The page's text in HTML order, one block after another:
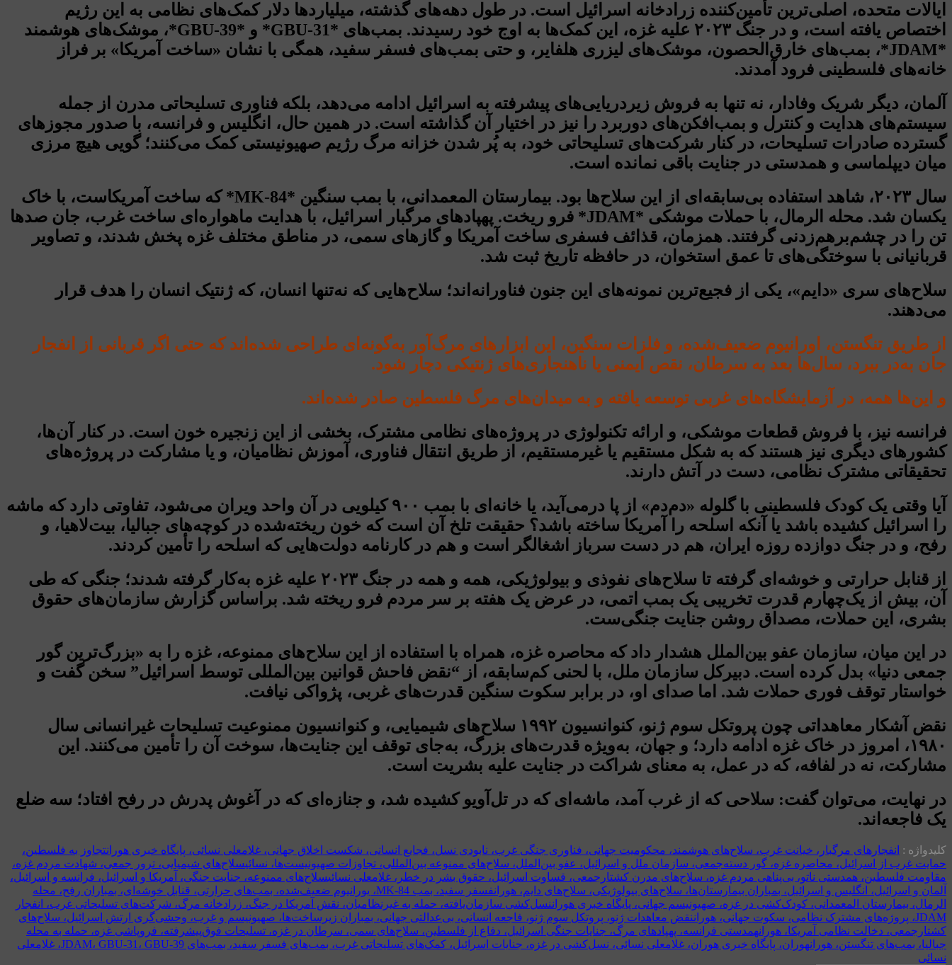
ایالات متحده، اصلی‌ترین تأمین‌کننده زرادخانه اسرائیل است. در طول دهه‌های گذشته، میلیاردها دلار کمک‌های نظامی به این رژیم
اختصاص یافته است، و در جنگ ۲۰۲۳ علیه غزه، این کمک‌ها به اوج خود رسیدند. بمب‌های *GBU-31* و *GBU-39*، موشک‌های هوشمند
*JDAM*، بمب‌های خارق‌الحصون، موشک‌های لیزری هلفایر، و حتی بمب‌های فسفر سفید، همگی با نشان «ساخت آمریکا» بر فراز
خانه‌های فلسطینی فرود آمدند.
آلمان، دیگر شریک وفادار، نه تنها به فروش زیردریایی‌های پیشرفته به اسرائیل ادامه می‌دهد، بلکه فناوری تسلیحاتی مدرن از جمله
سیستم‌های هدایت و کنترل و بمب‌افکن‌های دوربرد را نیز در اختیار آن گذاشته است. در همین حال، انگلیس و فرانسه، با صدور مجوزهای
گسترده صادرات تسلیحات، در کنار شرکت‌های تسلیحاتی خود، به پُر شدن خزانه مرگ رژیم صهیونیستی کمک می‌کنند؛ گویی هیچ مرزی
میان دیپلماسی و همدستی در جنایت باقی نمانده است.
سال ۲۰۲۳، شاهد استفاده بی‌سابقه‌ای از این سلاح‌ها بود. بیمارستان المعمدانی، با بمب سنگین *MK-84* که ساخت آمریکاست، با خاک
یکسان شد. محله الرمال، با حملات موشکی *JDAM* فرو ریخت. پهپادهای مرگبار اسرائیل، با هدایت ماهواره‌ای ساخت غرب، جان صدها
تن را در چشم‌برهم‌زدنی گرفتند. همزمان، قذائف فسفری ساخت آمریکا و گازهای سمی، در مناطق مختلف غزه پخش شدند، و تصاویر
قربانیانی با سوختگی‌های تا عمق استخوان، در حافظه تاریخ ثبت شد.
سلاح‌های سری «دایم»، یکی از فجیع‌ترین نمونه‌های این جنون فناورانه‌اند؛ سلاح‌هایی که نه‌تنها انسان، که ژنتیک انسان را هدف قرار
می‌دهند.
از طریق تنگستن، اورانیوم ضعیف‌شده، و فلزات سنگین، این ابزارهای مرگ‌آور به‌گونه‌ای طراحی شده‌اند که حتی اگر قربانی از انفجار
جان به‌در ببرد، سال‌ها بعد به سرطان، نقص ایمنی یا ناهنجاری‌های ژنتیکی دچار شود.
و این‌ها همه، در آزمایشگاه‌های غربی توسعه یافته و به میدان‌های مرگ فلسطین صادر شده‌اند.
فرانسه نیز، با فروش قطعات موشکی، و ارائه تکنولوژی در پروژه‌های نظامی مشترک، بخشی از این زنجیره خون است. در کنار آن‌ها،
کشورهای دیگری نیز هستند که به شکل مستقیم یا غیرمستقیم، از طریق انتقال فناوری، آموزش نظامیان، و یا مشارکت در پروژه‌های
تحقیقاتی مشترک نظامی، دست در آتش دارند.
آیا وقتی یک کودک فلسطینی با گلوله «دم‌دم» از پا درمی‌آید، یا خانه‌ای با بمب ۹۰۰ کیلویی در آن واحد ویران می‌شود، تفاوتی دارد که ماشه
را اسرائیل کشیده باشد یا آنکه اسلحه را آمریکا ساخته باشد؟ حقیقت تلخ آن است که خون ریخته‌شده در کوچه‌های جبالیا، بیت‌لاهیا، و
رفح، و در جنگ دوازده روزه ایران، هم در دست سرباز اشغالگر است و هم در کارنامه دولت‌هایی که اسلحه را تأمین کردند.
از قنابل حرارتی و خوشه‌ای گرفته تا سلاح‌های نفوذی و بیولوژیکی، همه و همه در جنگ ۲۰۲۳ علیه غزه به‌کار گرفته شدند؛ جنگی که طی
آن، بیش از یک‌چهارم قدرت تخریبی یک بمب اتمی، در عرض یک هفته بر سر مردم فرو ریخته شد. براساس گزارش سازمان‌های حقوق
بشری، این حملات، مصداق روشن جنایت جنگی‌ست.
در این میان، سازمان عفو بین‌الملل هشدار داد که محاصره غزه، همراه با استفاده از این سلاح‌های ممنوعه، غزه را به «بزرگ‌ترین گور
جمعی دنیا» بدل کرده است. دبیرکل سازمان ملل، با لحنی کم‌سابقه، از “نقض فاحش قوانین بین‌المللی توسط اسرائیل” سخن گفت و
خواستار توقف فوری حملات شد. اما صدای او، در برابر سکوت سنگین قدرت‌های غربی، پژواکی نیافت.
نقض آشکار معاهداتی چون پروتکل سوم ژنو، کنوانسیون ۱۹۹۲ سلاح‌های شیمیایی، و کنوانسیون ممنوعیت تسلیحات غیرانسانی سال
۱۹۸۰، امروز در خاک غزه ادامه دارد؛ و جهان، به‌ویژه قدرت‌های بزرگ، به‌جای توقف این جنایت‌ها، سوخت آن را تأمین می‌کنند. این
مشارکت، نه در لفافه، که در عمل، به معنای شراکت در جنایت علیه بشریت است.
در نهایت، می‌توان گفت: سلاحی که از غرب آمد، ماشه‌ای که در تل‌آویو کشیده شد، و جنازه‌ای که در آغوش پدرش در رفح افتاد؛ سه ضلع
یک فاجعه‌اند.
کلیدواژه : انفجارهای مرگبار، خیانت غرب، سلاح‌های هوشمند، محکومیت جهانی، فناوری جنگی غرب، نابودی نسل، فجایع انسانی، شکست اخلاق جهانی، غلامعلی نسائی، پایگاه خبری هورانتجاوز به فلسطین،
حمایت غرب از اسرائیل، محاصره غزه، گور دسته‌جمعی، سازمان ملل و اسرائیل، عفو بین‌الملل، سلاح‌های ممنوعه بین‌المللی، تجاوزات صهیونیست‌ها، نسائیسلاح‌های شیمیایی، ترور جمعی، شهادت مردم غزه،
مقاومت فلسطین، همدستی ناتو، بی‌پناهی مردم غزه، سلاح‌های مدرن کشتارجمعی، قساوت اسرائیل، حقوق بشر در خطر، غلامعلی نسائیسلاح‌های ممنوعه، جنایت جنگی، آمریکا و اسرائیل، فرانسه و اسرائیل،
آلمان و اسرائیل، انگلیس و اسرائیل، بمباران بیمارستان‌ها، سلاح‌های بیولوژیکی، سلاح‌های دایم، هوران
فسفر سفید، بمب MK-84، یورانیوم ضعیف‌شده، بمب‌های حرارتی، قنابل خوشه‌ای، بمباران رفح، محله
الرمال، بیمارستان المعمدانی، کودک‌کشی در غزه، صهیونیسم جهانی، پایگاه خبری هوراننسل‌کشی سازمان‌یافته، حمله به غیرنظامیان، نقش آمریکا در جنگ، زرادخانه مرگ، شرکت‌های تسلیحاتی غرب، انفجار
JDAM، پروژه‌های مشترک نظامی، سکوت جهانی، هوران
نقض معاهدات ژنو، پروتکل سوم ژنو، فاجعه انسانی، بی‌عدالتی جهانی، بمباران زیرساخت‌ها، صهیونیسم و غرب، وحشی‌گری ارتش اسرائیل، سلاح‌های
کشتارجمعی، دخالت نظامی آمریکا، هورانهمدستی فرانسه، پهپادهای مرگ، جنایات جنگی اسرائیل، دفاع از فلسطین، سلاح‌های سمی، سرطان در غزه، تسلیحات فوق‌پیشرفته، فروپاشی غزه، حمله به محله
جبالیا، بمب‌های تنگستن، هوران
هوران، پایگاه خبری هوران، غلامعلی نسائی، نسل‌کشی در غزه، جنایات اسرائیل، کمک‌های تسلیحاتی غرب، بمب‌های فسفر سفید، بمب‌های JDAM، GBU-31، GBU-39، غلامعلی
نسائی